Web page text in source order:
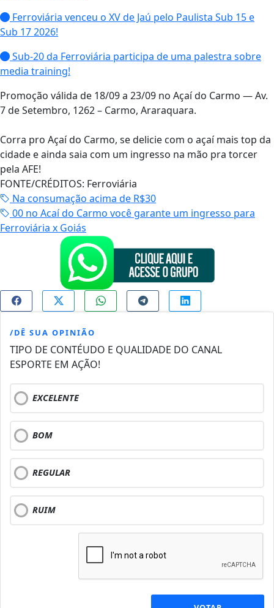
Ferroviária venceu o XV de Jaú pelo Paulista Sub 15 e
Sub 17 2026!
Sub-20 da Ferroviária participa de uma palestra sobre
media training!
Promoção válida de 18/09 a 23/09 no Açaí do Carmo — Av.
7 de Setembro, 1262 – Carmo, Araraquara.
Corra pro Açaí do Carmo, se delicie com o açaí mais top da
cidade e ainda saia com um ingresso na mão pra torcer
pela AFE!
FONTE/CRÉDITOS: Ferroviária
Na consumação acima de R$30
00 no Acaí do Carmo você garante um ingresso para
Ferroviária x Goiás
/DÊ SUA OPINIÃO
TIPO DE CONTÉUDO E QUALIDADE DO CANAL
ESPORTE EM AÇÃO!
EXCELENTE
BOM
REGULAR
RUIM